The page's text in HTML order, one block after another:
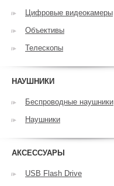
Цифровые видеокамеры
Объективы
Телескопы
НАУШНИКИ
Беспроводные наушники
Наушники
АКСЕССУАРЫ
USB Flash Drive